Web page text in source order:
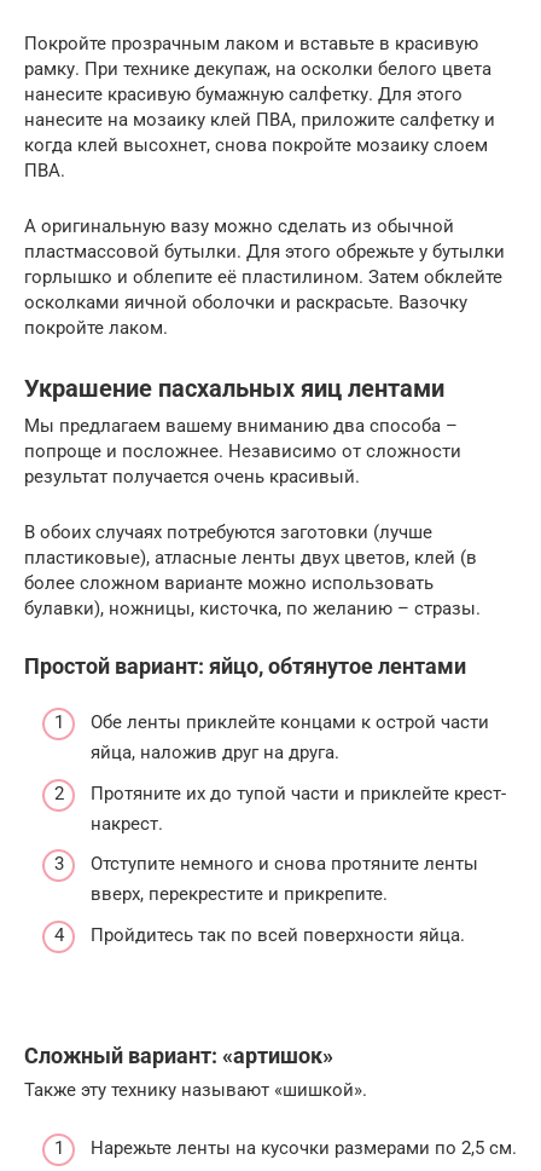
Покройте прозрачным лаком и вставьте в красивую
рамку. При технике декупаж, на осколки белого цвета
нанесите красивую бумажную салфетку. Для этого
нанесите на мозаику клей ПВА, приложите салфетку и
когда клей высохнет, снова покройте мозаику слоем
ПВА.
А оригинальную вазу можно сделать из обычной
пластмассовой бутылки. Для этого обрежьте у бутылки
горлышко и облепите её пластилином. Затем обклейте
осколками яичной оболочки и раскрасьте. Вазочку
покройте лаком.
Украшение пасхальных яиц лентами
Мы предлагаем вашему вниманию два способа –
попроще и посложнее. Независимо от сложности
результат получается очень красивый.
В обоих случаях потребуются заготовки (лучше
пластиковые), атласные ленты двух цветов, клей (в
более сложном варианте можно использовать
булавки), ножницы, кисточка, по желанию – стразы.
Простой вариант: яйцо, обтянутое лентами
Обе ленты приклейте концами к острой части
яйца, наложив друг на друга.
Протяните их до тупой части и приклейте крест-
накрест.
Отступите немного и снова протяните ленты
вверх, перекрестите и прикрепите.
Пройдитесь так по всей поверхности яйца.
Сложный вариант: «артишок»
Также эту технику называют «шишкой».
Нарежьте ленты на кусочки размерами по 2,5 см.